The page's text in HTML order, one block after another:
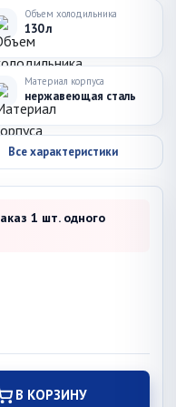
Объем холодильника
130 л
Материал корпуса
нержавеющая сталь
Все характеристики
1 шт. одного
В КОРЗИНУ